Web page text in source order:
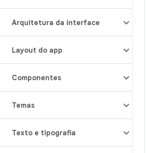
Arquitetura da interface
Layout do app
Componentes
Temas
Texto e tipografia